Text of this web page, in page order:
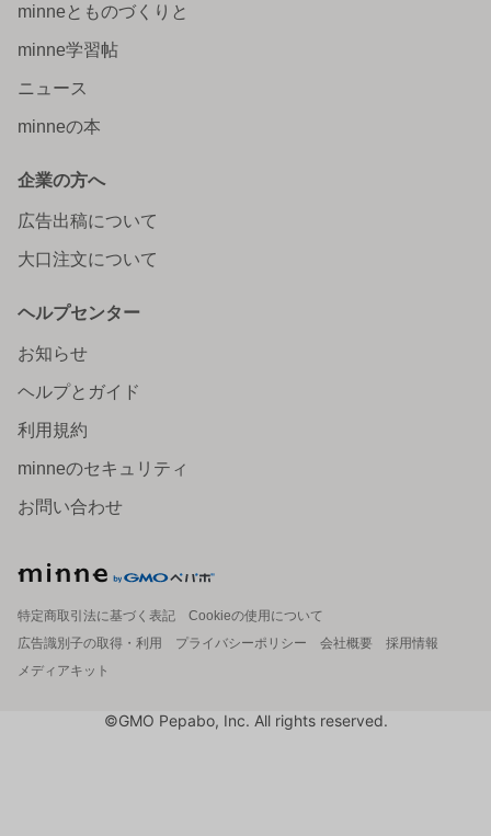
minneとものづくりと
minne学習帖
ニュース
minneの本
企業の方へ
広告出稿について
大口注文について
ヘルプセンター
お知らせ
ヘルプとガイド
利用規約
minneのセキュリティ
お問い合わせ
特定商取引法に基づく表記
Cookieの使用について
広告識別子の取得・利用
プライバシーポリシー 会社概要
採用情報
メディアキット
©GMO Pepabo, Inc. All rights reserved.